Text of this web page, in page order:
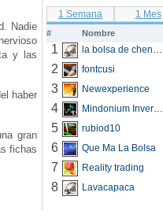
Nadie
y las
haber
gran
fichas
1 Semana 1 Mes
# Nombre
1 la bolsa de chencho
2 fontcusi
3 Newexperience
4 Mindonium Inversions
5 rubiod10
6 Que Ma La Bolsa
7 Reality trading
8 Lavacapaca